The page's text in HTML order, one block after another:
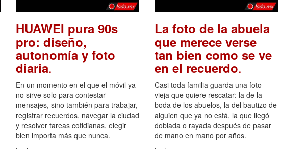
HUAWEI pura 90s
pro: diseño,
autonomía y foto
diaria.
En un momento en el que el móvil ya
no sirve solo para contestar
mensajes, sino también para trabajar,
registrar recuerdos, navegar la ciudad
y resolver tareas cotidianas, elegir
bien importa más que nunca.
La foto de la abuela
que merece verse
tan bien como se ve
en el recuerdo.
Casi toda familia guarda una foto
vieja que quiere rescatar: la de la
boda de los abuelos, la del bautizo de
alguien que ya no está, la que llegó
doblada o rayada después de pasar
de mano en mano por años.